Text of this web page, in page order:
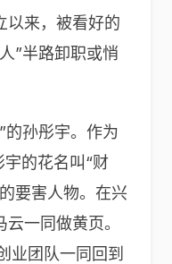
以来，被看好的
”半路卸职或悄
的孙彤宇。作为
的花名叫“财
要害人物。在兴
一同做黄页。
业团队一同回到